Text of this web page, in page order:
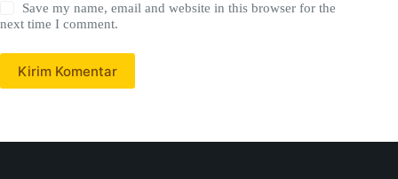
Save my name, email and website in this browser for the
next time I comment.
Kirim Komentar